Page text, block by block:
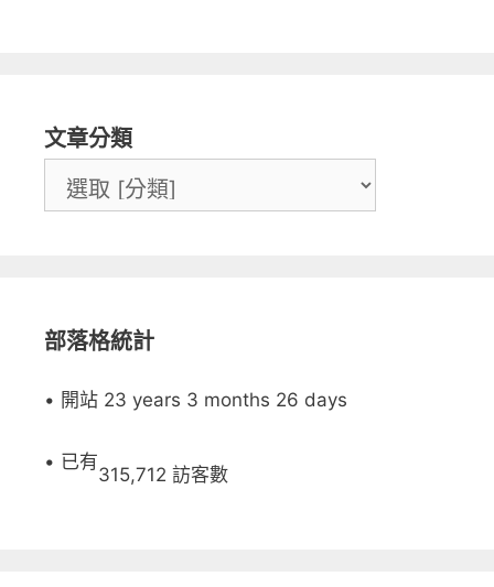
文章分類
部落格統計
• 開站 23 years 3 months 26 days
• 已有
315,712 訪客數